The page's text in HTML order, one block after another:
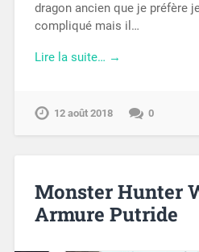
dragon ancien que je préfère
compliqué mais il…
Lire la suite… →
12 août 2018 0
Monster Hunter
Armure Putride